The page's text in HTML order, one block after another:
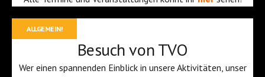
ALLGEMEIN!
Besuch von TVO
Wer einen spannenden Einblick in unsere Aktivitäten, unser